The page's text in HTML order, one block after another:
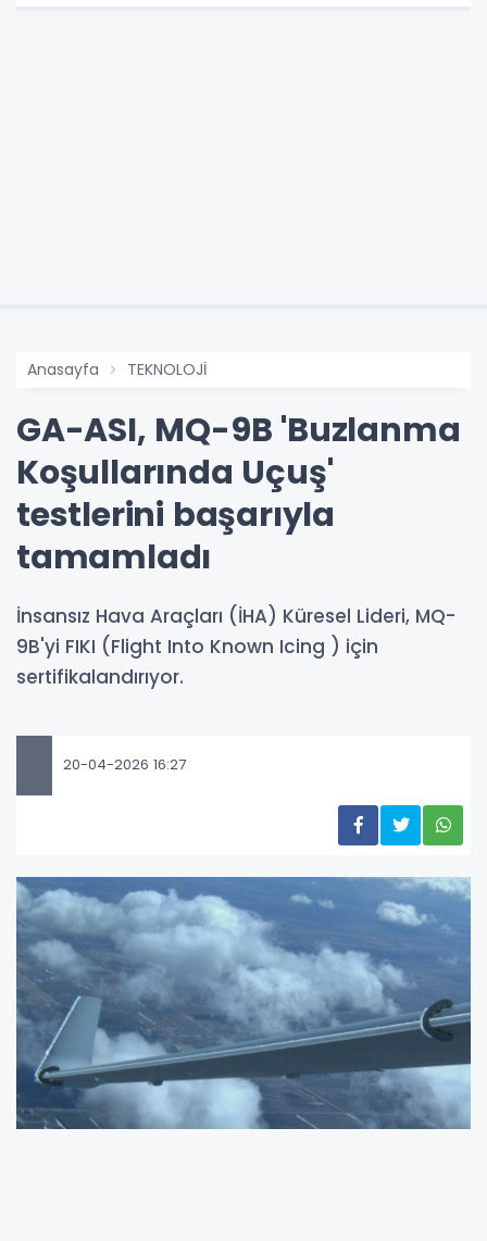
Anasayfa TEKNOLOJİ
GA-ASI, MQ-9B 'Buzlanma
Koşullarında Uçuş'
testlerini başarıyla
tamamladı
İnsansız Hava Araçları (İHA) Küresel Lideri, MQ-
9B'yi FIKI (Flight Into Known Icing ) için
sertifikalandırıyor.
20-04-2026 16:27